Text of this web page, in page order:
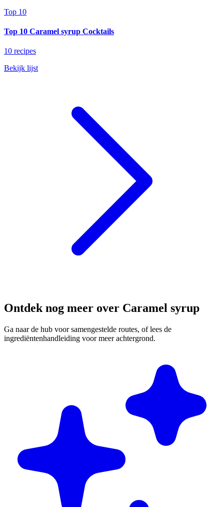
Top 10
Top 10 Caramel syrup Cocktails
10 recipes
Bekijk lijst
Ontdek nog meer over Caramel syrup
Ga naar de hub voor samengestelde routes, of lees de
ingrediëntenhandleiding voor meer achtergrond.